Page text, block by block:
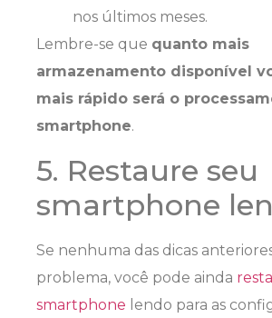
nos últimos meses.
Lembre-se que quanto mais
armazenamento disponível
mais rápido será o
smartphone.
5. Restaure seu
smartphone
Se nenhuma das dicas
problema, você pode ainda
smartphone lendo para as